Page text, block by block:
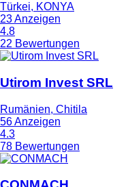
Türkei, KONYA
23 Anzeigen
4.8
22 Bewertungen
Utirom Invest SRL
Rumänien, Chitila
56 Anzeigen
4.3
78 Bewertungen